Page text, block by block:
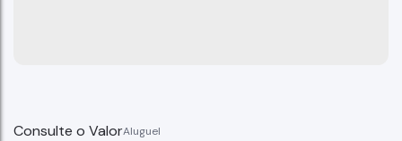
Consulte o Valor